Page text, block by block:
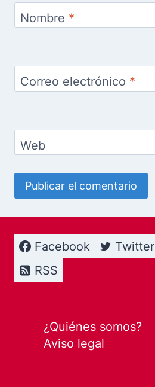
Nombre *
Correo electrónico *
Web
Facebook Twitter
RSS
¿Quiénes somos?
Aviso legal